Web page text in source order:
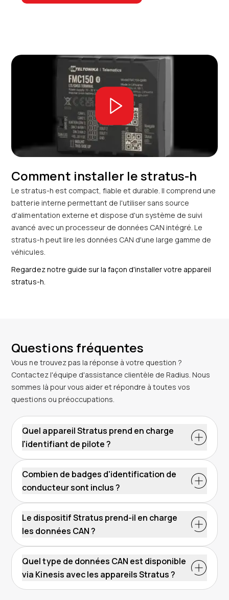
Comment installer le stratus-h
Le stratus-h est compact, fiable et durable. Il comprend une
batterie interne permettant de l'utiliser sans source
d'alimentation externe et dispose d'un système de suivi
avancé avec un processeur de données CAN intégré. Le
stratus-h peut lire les données CAN d'une large gamme de
véhicules.
Regardez notre guide sur la façon d'installer votre appareil
stratus-h.
Questions fréquentes
Vous ne trouvez pas la réponse à votre question ?
Contactez l'équipe d'assistance clientèle de Radius. Nous
sommes là pour vous aider et répondre à toutes vos
questions ou préoccupations.
Quel appareil Stratus prend en charge
l'identifiant de pilote ?
Le dispositif stratus-h prend en charge la
fonctionnalité d'identification du conducteur.
Combien de badges d'identification de
conducteur sont inclus ?
Chaque appareil stratus-h avec identifiant de
conducteur est livré avec deux télécommandes en
standard.
Le dispositif Stratus prend-il en charge
les données CAN ?
Quel type de données CAN est disponible
via Kinesis avec les appareils Stratus ?